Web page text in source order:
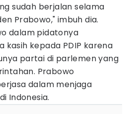
sudah berjalan selama
Prabowo," imbuh dia.
dalam pidatonya
kasih kepada PDIP karena
partai di parlemen yang
Prabowo
dalam menjaga
Indonesia.